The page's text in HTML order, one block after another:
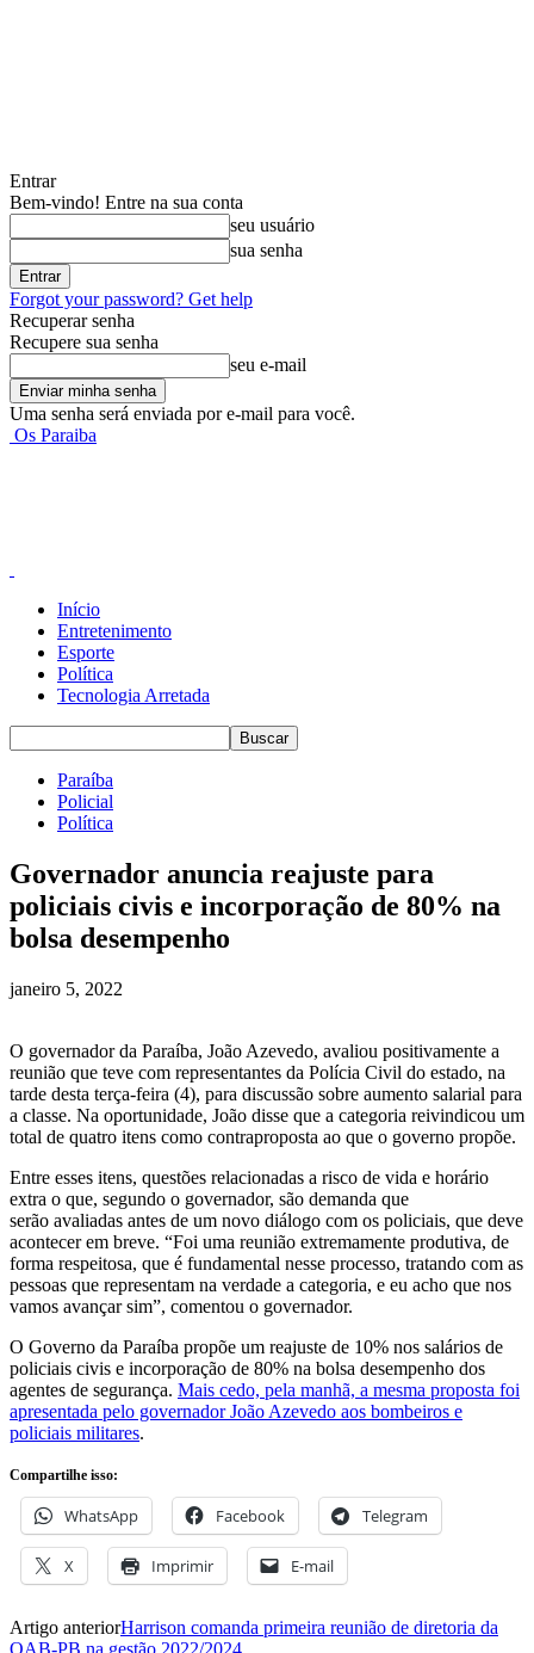
Entrar
Bem-vindo! Entre na sua conta
seu usuário
sua senha
Forgot your password? Get help
Recuperar senha
Recupere sua senha
seu e-mail
Uma senha será enviada por e-mail para você.
Os Paraiba
Início
Entretenimento
Esporte
Política
Tecnologia Arretada
Paraíba
Policial
Política
Governador anuncia reajuste para
policiais civis e incorporação de 80% na
bolsa desempenho
janeiro 5, 2022
O governador da Paraíba, João Azevedo, avaliou positivamente a
reunião que teve com representantes da Polícia Civil do estado, na
tarde desta terça-feira (4), para discussão sobre aumento salarial para
a classe. Na oportunidade, João disse que a categoria reivindicou um
total de quatro itens como contraproposta ao que o governo propõe.
Entre esses itens, questões relacionadas a risco de vida e horário
extra o que, segundo o governador, são demanda que
serão avaliadas antes de um novo diálogo com os policiais, que deve
acontecer em breve. “Foi uma reunião extremamente produtiva, de
forma respeitosa, que é fundamental nesse processo, tratando com as
pessoas que representam na verdade a categoria, e eu acho que nos
vamos avançar sim”, comentou o governador.
O Governo da Paraíba propõe um reajuste de 10% nos salários de
policiais civis e incorporação de 80% na bolsa desempenho dos
agentes de segurança. Mais cedo, pela manhã, a mesma proposta foi
apresentada pelo governador João Azevedo aos bombeiros e
policiais militares.
Compartilhe isso:
WhatsApp Facebook Telegram
X Imprimir E-mail
Artigo anteriorHarrison comanda primeira reunião de diretoria da
OAB-PB na gestão 2022/2024